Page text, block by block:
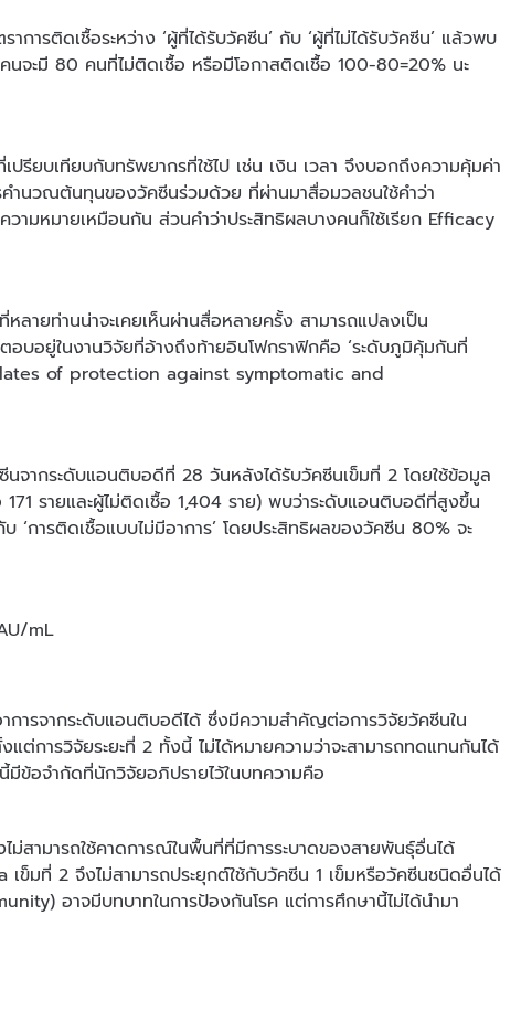
ารติดเชื้อระหว่าง ‘ผู้ที่ได้รับวัคซีน’ กับ ‘ผู้ที่ไม่ได้รับวัคซีน’ แล้วพบ
จะมี 80 คนที่ไม่ติดเชื้อ หรือมีโอกาสติดเชื้อ 100-80=20% นะ
รียบเทียบกับทรัพยากรที่ใช้ไป เช่น เงิน เวลา จึงบอกถึงความคุ้มค่า
นวณต้นทุนของวัคซีนร่วมด้วย ที่ผ่านมาสื่อมวลชนใช้คำว่า
ความหมายเหมือนกัน ส่วนคำว่าประสิทธิผลบางคนก็ใช้เรียก Efficacy
ายท่านน่าจะเคยเห็นผ่านสื่อหลายครั้ง สามารถแปลงเป็น
อบอยู่ในงานวิจัยที่อ้างถึงท้ายอินโฟกราฟิกคือ ‘ระดับภูมิคุ้มกันที่
of protection against symptomatic and
ากระดับแอนติบอดีที่ 28 วันหลังได้รับวัคซีนเข็มที่ 2 โดยใช้ข้อมูล
รายและผู้ไม่ติดเชื้อ 1,404 ราย) พบว่าระดับแอนติบอดีที่สูงขึ้น
การติดเชื้อแบบไม่มีอาการ’ โดยประสิทธิผลของวัคซีน 80% จะ
mL
การจากระดับแอนติบอดีได้ ซึ่งมีความสำคัญต่อการวิจัยวัคซีนใน
ต่การวิจัยระยะที่ 2 ทั้งนี้ ไม่ได้หมายความว่าจะสามารถทดแทนกันได้
ข้อจำกัดที่นักวิจัยอภิปรายไว้ในบทความคือ
ไม่สามารถใช้คาดการณ์ในพื้นที่ที่มีการระบาดของสายพันธุ์อื่นได้
มที่ 2 จึงไม่สามารถประยุกต์ใช้กับวัคซีน 1 เข็มหรือวัคซีนชนิดอื่นได้
อาจมีบทบาทในการป้องกันโรค แต่การศึกษานี้ไม่ได้นำมา